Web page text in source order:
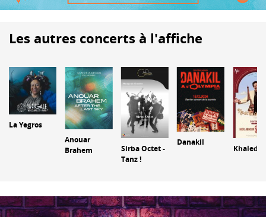
Les autres concerts à l'affiche
La Yegros
Anouar
Brahem
Sirba Octet -
Tanz !
Danakil
Khaled